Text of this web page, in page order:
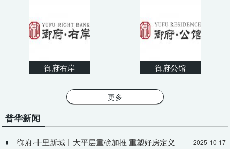
御府右岸 御府公馆
更多
普华新闻
御府·十里新城丨大平层重磅加推 重塑好房定义 2025-10-17